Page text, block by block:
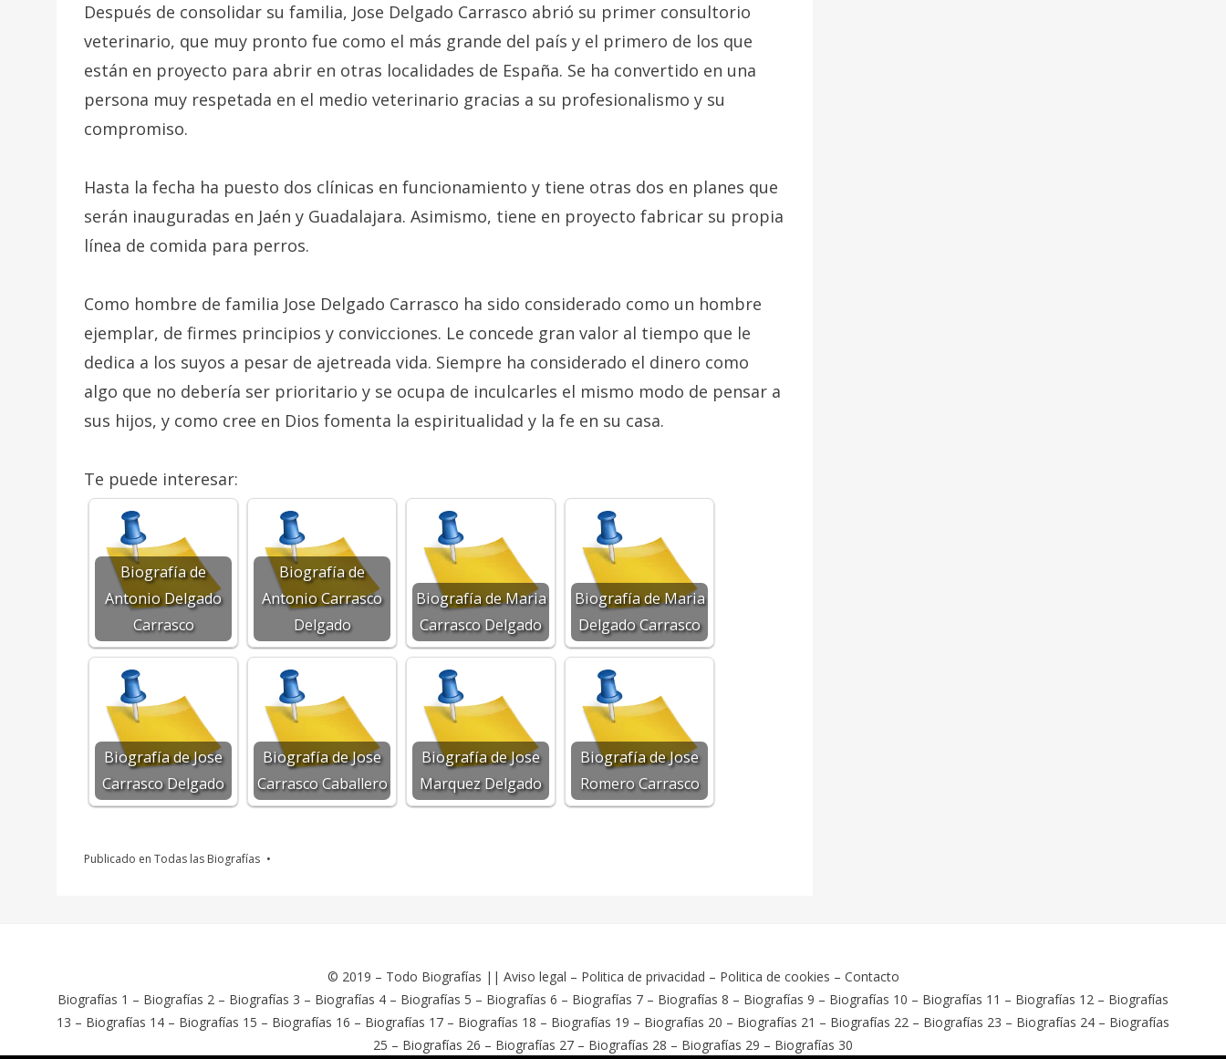
Después de consolidar su familia, Jose Delgado Carrasco abrió su primer consultorio
veterinario, que muy pronto fue como el más grande del país y el primero de los que
están en proyecto para abrir en otras localidades de España. Se ha convertido en una
persona muy respetada en el medio veterinario gracias a su profesionalismo y su
compromiso.
Hasta la fecha ha puesto dos clínicas en funcionamiento y tiene otras dos en planes que
serán inauguradas en Jaén y Guadalajara. Asimismo, tiene en proyecto fabricar su propia
línea de comida para perros.
Como hombre de familia Jose Delgado Carrasco ha sido considerado como un hombre
ejemplar, de firmes principios y convicciones. Le concede gran valor al tiempo que le
dedica a los suyos a pesar de ajetreada vida. Siempre ha considerado el dinero como
algo que no debería ser prioritario y se ocupa de inculcarles el mismo modo de pensar a
sus hijos, y como cree en Dios fomenta la espiritualidad y la fe en su casa.
Te puede interesar:
Biografía de
Antonio Delgado
Carrasco
Biografía de
Antonio Carrasco
Delgado
Biografía de Maria
Carrasco Delgado
Biografía de Maria
Delgado Carrasco
Biografía de Jose
Carrasco Delgado
Biografía de Jose
Carrasco Caballero
Biografía de Jose
Marquez Delgado
Biografía de Jose
Romero Carrasco
Publicado en Todas las Biografías
© 2019 – Todo Biografías || Aviso legal – Politica de privacidad – Politica de cookies – Contacto
Biografías 1 – Biografías 2 – Biografías 3 – Biografías 4 – Biografías 5 – Biografías 6 – Biografías 7 – Biografías 8 – Biografías 9 – Biografías 10 – Biografías 11 – Biografías 12 – Biografías
13 – Biografías 14 – Biografías 15 – Biografías 16 – Biografías 17 – Biografías 18 – Biografías 19 – Biografías 20 – Biografías 21 – Biografías 22 – Biografías 23 – Biografías 24 – Biografías
25 – Biografías 26 – Biografías 27 – Biografías 28 – Biografías 29 – Biografías 30